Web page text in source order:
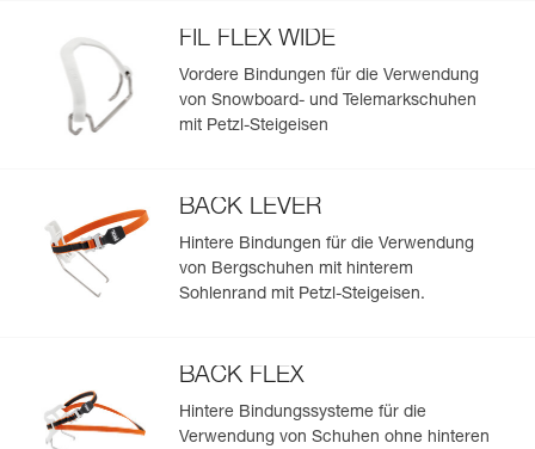
FIL FLEX WIDE
Vordere Bindungen für die Verwendung
von Snowboard- und Telemarkschuhen
mit Petzl-Steigeisen
BACK LEVER
Hintere Bindungen für die Verwendung
von Bergschuhen mit hinterem
Sohlenrand mit Petzl-Steigeisen.
BACK FLEX
Hintere Bindungssysteme für die
Verwendung von Schuhen ohne hinteren